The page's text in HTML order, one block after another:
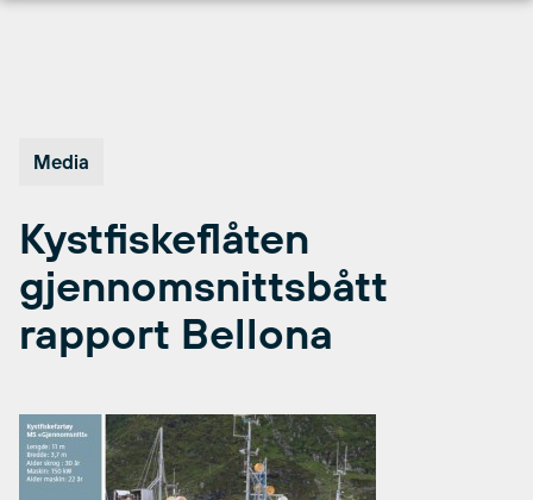
Media
Kystfiskeflåten
gjennomsnittsbått
rapport Bellona